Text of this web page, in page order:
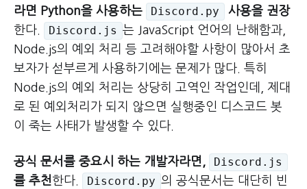
라면 Python을 사용하는
Discord.py
사용을 권장
한다.
Discord.js 는 JavaScript 언어의 난해함과,
Node.js의 예외 처리 등 고려해야할 사항이 많아서 초
보자가 섣부르게 사용하기에는 문제가 많다. 특히
Node.js의 예외 처리는 상당히 고역인 작업인데, 제대
로 된 예외처리가 되지 않으면 실행중인 디스코드 봇
이 죽는 사태가 발생할 수 있다.
공식 문서를 중요시 하는 개발자라면, Discord.js
를 추천한다. Discord.py 의 공식문서는 대단히 빈